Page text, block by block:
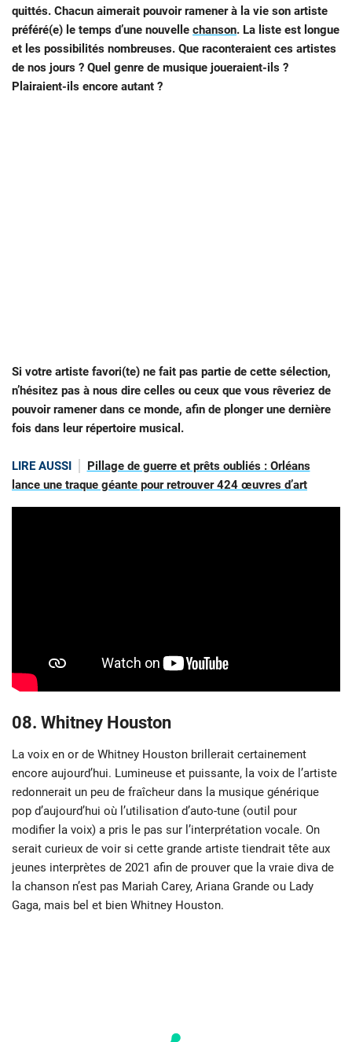
quittés. Chacun aimerait pouvoir ramener à la vie son artiste
préféré(e) le temps d’une nouvelle chanson. La liste est longue
et les possibilités nombreuses. Que raconteraient ces artistes
de nos jours ? Quel genre de musique joueraient-ils ?
Plairaient-ils encore autant ?
Si votre artiste favori(te) ne fait pas partie de cette sélection,
n’hésitez pas à nous dire celles ou ceux que vous rêveriez de
pouvoir ramener dans ce monde, afin de plonger une dernière
fois dans leur répertoire musical.
LIRE AUSSI
Pillage de guerre et prêts oubliés : Orléans
lance une traque géante pour retrouver 424 œuvres d’art
08. Whitney Houston
La voix en or de Whitney Houston brillerait certainement
encore aujourd’hui. Lumineuse et puissante, la voix de l’artiste
redonnerait un peu de fraîcheur dans la musique générique
pop d’aujourd’hui où l’utilisation d’auto-tune (outil pour
modifier la voix) a pris le pas sur l’interprétation vocale. On
serait curieux de voir si cette grande artiste tiendrait tête aux
jeunes interprètes de 2021 afin de prouver que la vraie diva de
la chanson n’est pas Mariah Carey, Ariana Grande ou Lady
Gaga, mais bel et bien Whitney Houston.